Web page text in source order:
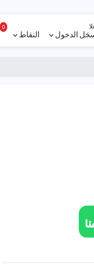
الدخول النقاط
0